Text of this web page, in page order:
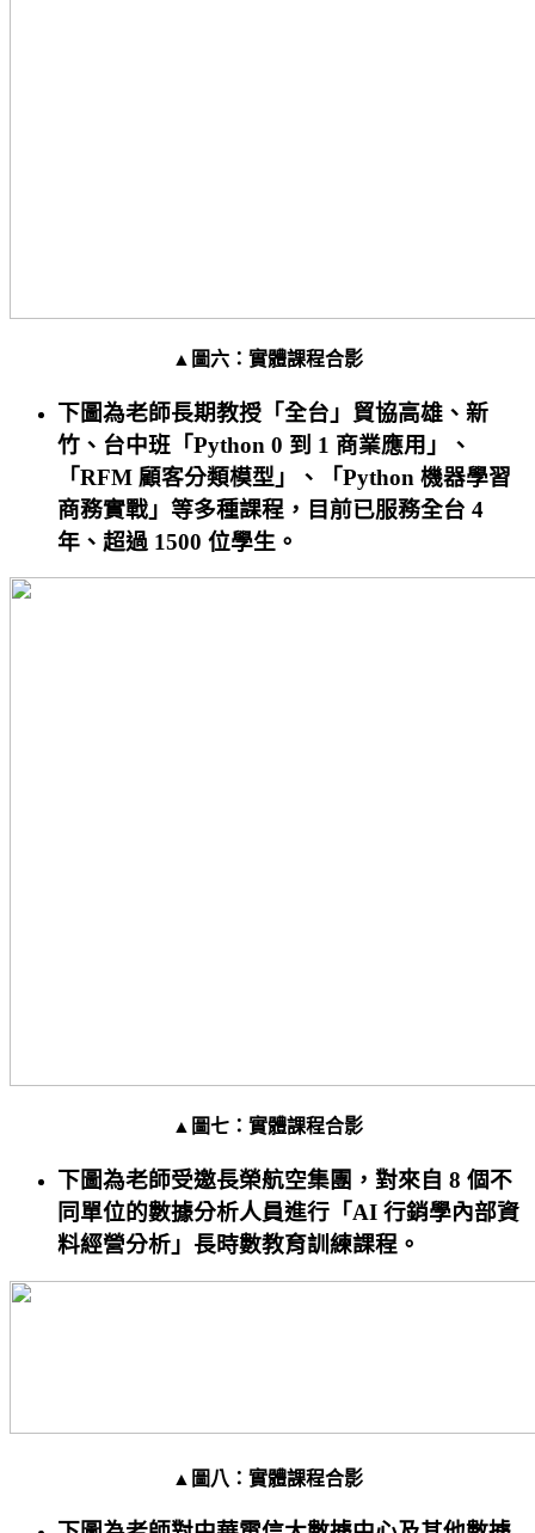
▲圖六：實體課程合影
下圖為老師長期教授「全台」貿協高雄、新
竹、台中班「Python 0 到 1 商業應用」、
「RFM 顧客分類模型」、「Python 機器學習
商務實戰」等多種課程，目前已服務全台 4
年、超過 1500 位學生。
▲圖七：實體課程合影
下圖為老師受邀長榮航空集團，對來自 8 個不
同單位的數據分析人員進行「AI 行銷學內部資
料經營分析」長時數教育訓練課程。
▲圖八：實體課程合影